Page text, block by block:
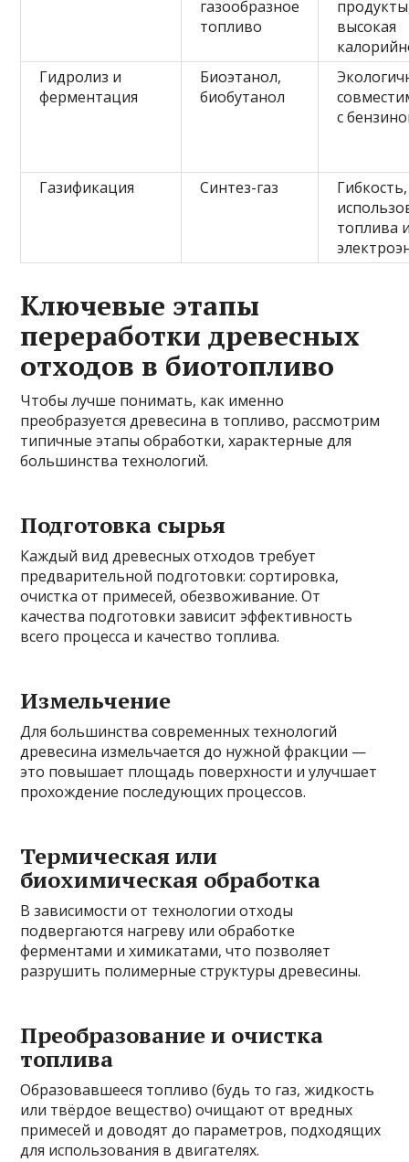
газообразное
топливо
высокая
Гидролиз и
ферментация
Биоэтанол,
биобутанол
с
Газификация Синтез-газ
Гибкость,
топлива
Ключевые этапы
переработки древесных
отходов в биотопливо
Чтобы лучше понимать, как именно
преобразуется древесина в топливо, рассмотрим
типичные этапы обработки, характерные для
большинства технологий.
Подготовка сырья
Каждый вид древесных отходов требует
предварительной подготовки: сортировка,
очистка от примесей, обезвоживание. От
качества подготовки зависит эффективность
всего процесса и качество топлива.
Измельчение
Для большинства современных технологий
древесина измельчается до нужной фракции —
это повышает площадь поверхности и улучшает
прохождение последующих процессов.
Термическая или
биохимическая обработка
В зависимости от технологии отходы
подвергаются нагреву или обработке
ферментами и химикатами, что позволяет
разрушить полимерные структуры древесины.
Преобразование и очистка
топлива
Образовавшееся топливо (будь то газ, жидкость
или твёрдое вещество) очищают от вредных
примесей и доводят до параметров, подходящих
для использования в двигателях.